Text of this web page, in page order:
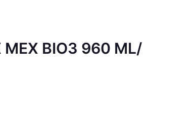
MEX BIO3 960 ML/